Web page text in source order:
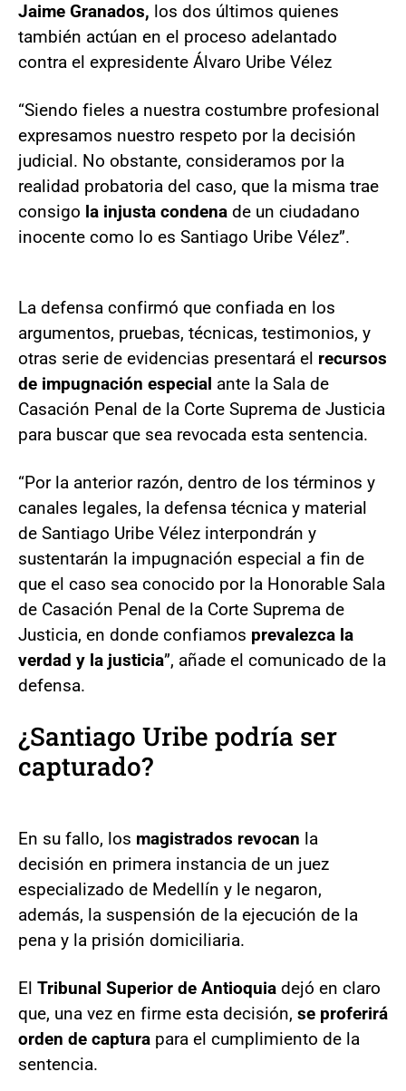
Jaime Granados, los dos últimos quienes
también actúan en el proceso adelantado
contra el expresidente Álvaro Uribe Vélez
“Siendo fieles a nuestra costumbre profesional
expresamos nuestro respeto por la decisión
judicial. No obstante, consideramos por la
realidad probatoria del caso, que la misma trae
consigo la injusta condena de un ciudadano
inocente como lo es Santiago Uribe Vélez”.
La defensa confirmó que confiada en los
argumentos, pruebas, técnicas, testimonios, y
otras serie de evidencias presentará el recursos
de impugnación especial ante la Sala de
Casación Penal de la Corte Suprema de Justicia
para buscar que sea revocada esta sentencia.
“Por la anterior razón, dentro de los términos y
canales legales, la defensa técnica y material
de Santiago Uribe Vélez interpondrán y
sustentarán la impugnación especial a fin de
que el caso sea conocido por la Honorable Sala
de Casación Penal de la Corte Suprema de
Justicia, en donde confiamos prevalezca la
verdad y la justicia”, añade el comunicado de la
defensa.
¿Santiago Uribe podría ser
capturado?
En su fallo, los magistrados revocan la
decisión en primera instancia de un juez
especializado de Medellín y le negaron,
además, la suspensión de la ejecución de la
pena y la prisión domiciliaria.
El Tribunal Superior de Antioquia dejó en claro
que, una vez en firme esta decisión, se proferirá
orden de captura para el cumplimiento de la
sentencia.